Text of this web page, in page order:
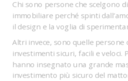
Chi sono persone che scelgono
immobiliare perché spinti
il design e la voglia di
Altri invece, sono quelle persone
investimenti sicuri, facili e veloci.
hanno insegnato una grande
investimento più sicuro del